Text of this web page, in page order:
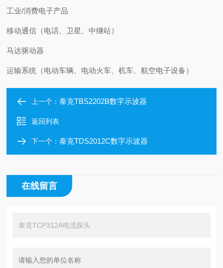
工业/消费电子产品
移动通信（电话、卫星、中继站）
马达驱动器
运输系统（电动车辆、电动火车、机车、航空电子设备）
上一个：泰克TBS2202B数字示波器
返回列表
下一个：泰克TDS2012C数字示波器
在线留言